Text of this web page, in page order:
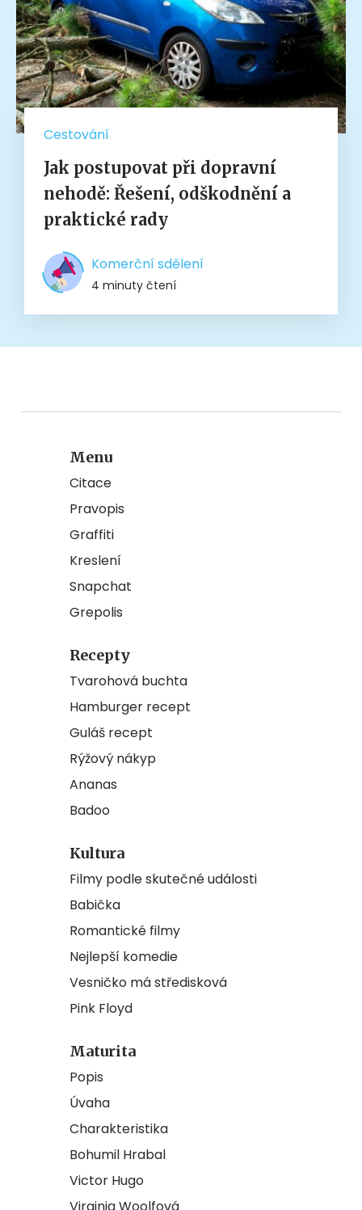
Cestování
Jak postupovat při dopravní
nehodě: Řešení, odškodnění a
praktické rady
Komerční sdělení
4 minuty čtení
Menu
Citace
Pravopis
Graffiti
Kreslení
Snapchat
Grepolis
Recepty
Tvarohová buchta
Hamburger recept
Guláš recept
Rýžový nákyp
Ananas
Badoo
Kultura
Filmy podle skutečné události
Babička
Romantické filmy
Nejlepší komedie
Vesničko má středisková
Pink Floyd
Maturita
Popis
Úvaha
Charakteristika
Bohumil Hrabal
Victor Hugo
Virginia Woolfová